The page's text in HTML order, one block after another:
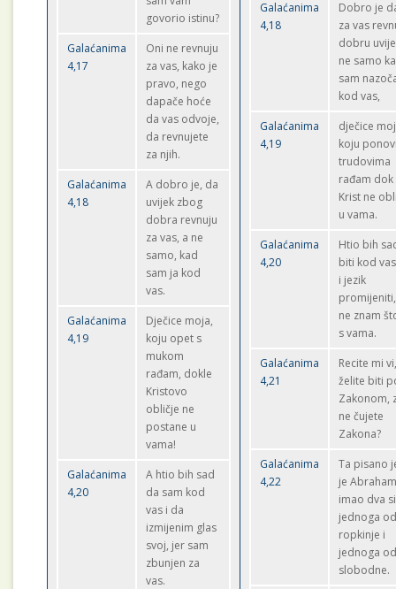
govorio istinu?
Galaćanima
4,17
Oni ne revnuju
za vas, kako je
pravo, nego
dapače hoće
da vas odvoje,
da revnujete
za njih.
Galaćanima
4,18
A dobro je, da
uvijek zbog
dobra revnuju
za vas, a ne
samo, kad
sam ja kod
vas.
Galaćanima
4,19
Dječice moja,
koju opet s
mukom
rađam, dokle
Kristovo
obličje ne
postane u
vama!
Galaćanima
4,20
A htio bih sad
da sam kod
vas i da
izmijenim glas
svoj, jer sam
zbunjen za
vas.
Galaćanima
4,18
Dobro je
za vas
dobru
ne samo
sam
kod vas,
Galaćanima
4,19
dječice
koju
trudovima
rađam dok
Krist ne
u vama.
Galaćanima
4,20
Htio bih
biti kod
i jezik
ne znam
s vama.
Galaćanima
4,21
Recite mi
želite biti
Zakonom,
ne čujete
Zakona?
Galaćanima
4,22
Ta pisano
je
imao dva
jednoga
ropkinje i
jednoga
slobodne.